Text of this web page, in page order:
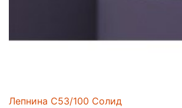
Лепнина C53/100 Солид